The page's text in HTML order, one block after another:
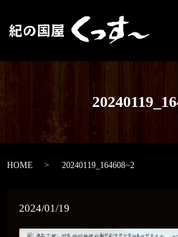
HOME 20240119_164608~2
2024/01/19